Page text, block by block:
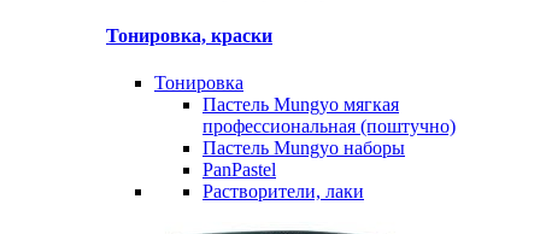
Тонировка, краски
Тонировка
Пастель Mungyo мягкая
профессиональная (поштучно)
Пастель Mungyo наборы
PanPastel
Растворители, лаки